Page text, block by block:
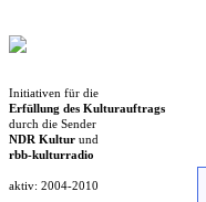
Initiativen für die
Erfüllung des Kulturauftrags
durch die Sender
NDR Kultur und
rbb-kulturradio
aktiv: 2004-2010